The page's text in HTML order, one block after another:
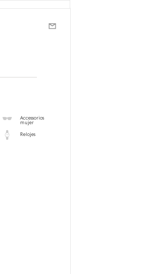
Accessorios
mujer
Relojes